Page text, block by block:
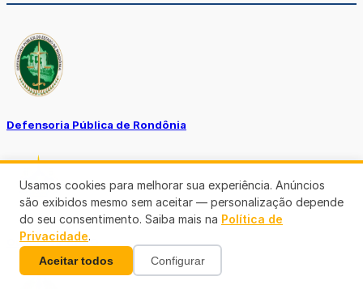
Defensoria Pública de Rondônia
Ouvidoria TJ-RO
Usamos cookies para melhorar sua experiência. Anúncios
são exibidos mesmo sem aceitar — personalização depende
do seu consentimento. Saiba mais na Política de
Privacidade.
Aceitar todos Configurar